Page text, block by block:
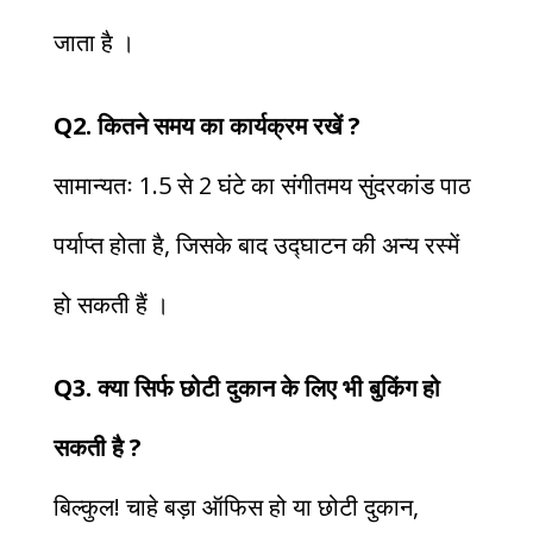
जाता है ।
Q2. कितने समय का कार्यक्रम रखें ?
सामान्यतः 1.5 से 2 घंटे का संगीतमय सुंदरकांड पाठ
पर्याप्त होता है, जिसके बाद उद्घाटन की अन्य रस्में
हो सकती हैं ।
Q3. क्या सिर्फ छोटी दुकान के लिए भी बुकिंग हो
सकती है ?
बिल्कुल! चाहे बड़ा ऑफिस हो या छोटी दुकान,